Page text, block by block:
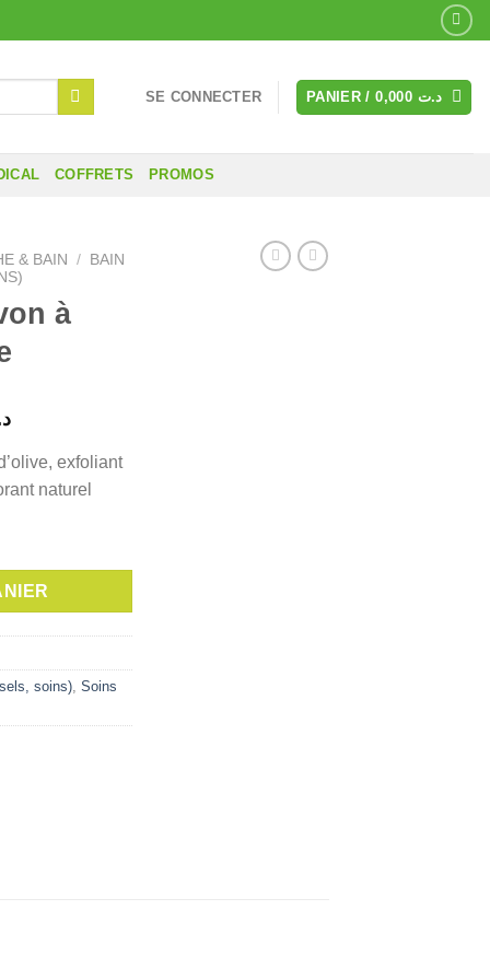
SE CONNECTER PANIER / د.ت
COFFRETS PROMOS
& BAIN /
BAIN
à
Le
actuel
est :
exfoliant
naturel
à l'huile de carotte
soins) Soins